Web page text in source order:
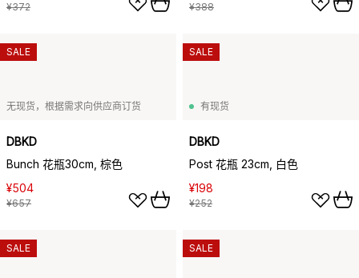
¥372 ¥388
无现货，根据需求向供应商订货
DBKD
Bunch 花瓶30cm, 棕色
¥504
¥657
SALE
有现货
DBKD
Post 花瓶 23cm, 白色
¥198
¥252
SALE
SALE SALE